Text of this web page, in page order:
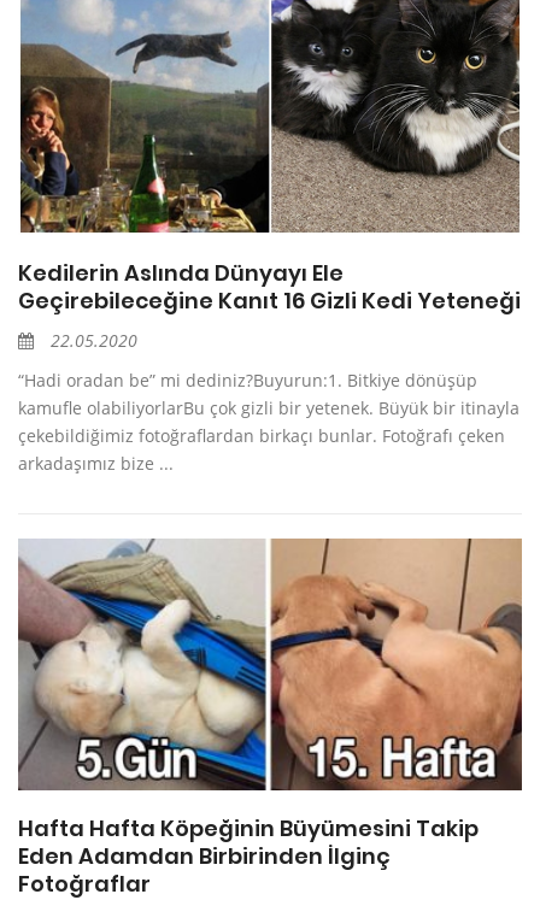
Kedilerin Aslında Dünyayı Ele
Geçirebileceğine Kanıt 16 Gizli Kedi Yeteneği
22.05.2020
“Hadi oradan be” mi dediniz?Buyurun:1. Bitkiye dönüşüp
kamufle olabiliyorlarBu çok gizli bir yetenek. Büyük bir itinayla
çekebildiğimiz fotoğraflardan birkaçı bunlar. Fotoğrafı çeken
arkadaşımız bize ...
Hafta Hafta Köpeğinin Büyümesini Takip
Eden Adamdan Birbirinden İlginç
Fotoğraflar